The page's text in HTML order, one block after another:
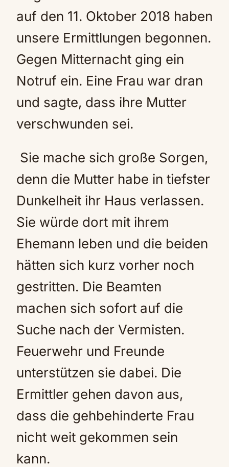
auf den 11. Oktober 2018 haben
unsere Ermittlungen begonnen.
Gegen Mitternacht ging ein
Notruf ein. Eine Frau war dran
und sagte, dass ihre Mutter
verschwunden sei.
Sie mache sich große Sorgen,
denn die Mutter habe in tiefster
Dunkelheit ihr Haus verlassen.
Sie würde dort mit ihrem
Ehemann leben und die beiden
hätten sich kurz vorher noch
gestritten. Die Beamten
machen sich sofort auf die
Suche nach der Vermisten.
Feuerwehr und Freunde
unterstützen sie dabei. Die
Ermittler gehen davon aus,
dass die gehbehinderte Frau
nicht weit gekommen sein
kann.